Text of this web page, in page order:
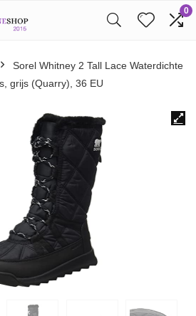
0
Sorel Whitney 2 Tall Lace Waterdichte
grijs (Quarry), 36 EU